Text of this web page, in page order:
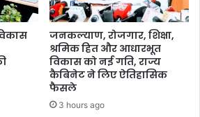
जनकल्याण, रोजगार, शिक्षा,
श्रमिक हित और आधारभूत
विकास को नई गति, राज्य
कैबिनेट ने लिए ऐतिहासिक
फैसले
3 hours ago